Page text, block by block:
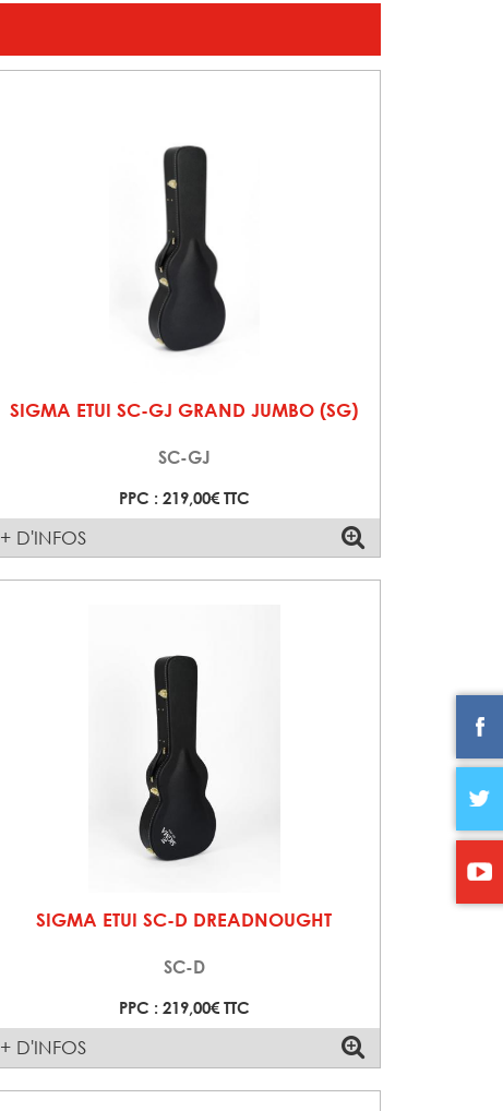
SIGMA ETUI SC-GJ GRAND JUMBO (SG)
SC-GJ
PPC : 219,00€ TTC
+ D'INFOS
SIGMA ETUI SC-D DREADNOUGHT
SC-D
PPC : 219,00€ TTC
+ D'INFOS